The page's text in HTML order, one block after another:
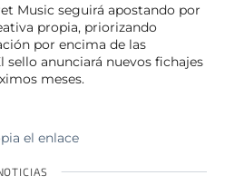
Music seguirá apostando por
propia, priorizando
por encima de las
sello anunciará nuevos fichajes
meses.
el enlace